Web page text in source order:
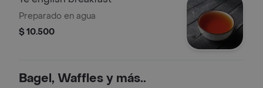
Preparado en agua
$ 10.500
Bagel, Waffles y más..